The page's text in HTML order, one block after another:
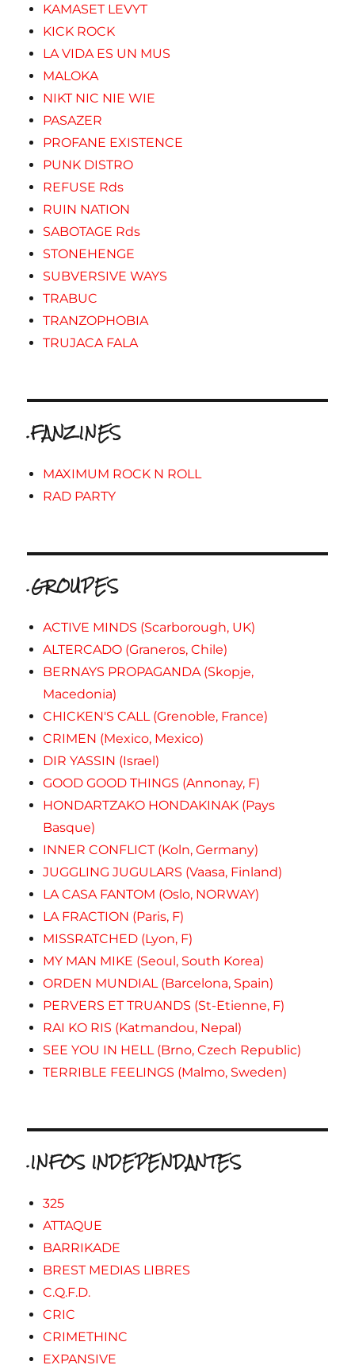
KAMASET LEVYT
KICK ROCK
LA VIDA ES UN MUS
MALOKA
NIKT NIC NIE WIE
PASAZER
PROFANE EXISTENCE
PUNK DISTRO
REFUSE Rds
RUIN NATION
SABOTAGE Rds
STONEHENGE
SUBVERSIVE WAYS
TRABUC
TRANZOPHOBIA
TRUJACA FALA
.FANZINES
MAXIMUM ROCK N ROLL
RAD PARTY
.GROUPES
ACTIVE MINDS (Scarborough, UK)
ALTERCADO (Graneros, Chile)
BERNAYS PROPAGANDA (Skopje,
Macedonia)
CHICKEN'S CALL (Grenoble, France)
CRIMEN (Mexico, Mexico)
DIR YASSIN (Israel)
GOOD GOOD THINGS (Annonay, F)
HONDARTZAKO HONDAKINAK (Pays
Basque)
INNER CONFLICT (Koln, Germany)
JUGGLING JUGULARS (Vaasa, Finland)
LA CASA FANTOM (Oslo, NORWAY)
LA FRACTION (Paris, F)
MISSRATCHED (Lyon, F)
MY MAN MIKE (Seoul, South Korea)
ORDEN MUNDIAL (Barcelona, Spain)
PERVERS ET TRUANDS (St-Etienne, F)
RAI KO RIS (Katmandou, Nepal)
SEE YOU IN HELL (Brno, Czech Republic)
TERRIBLE FEELINGS (Malmo, Sweden)
.INFOS INDEPENDANTES
325
ATTAQUE
BARRIKADE
BREST MEDIAS LIBRES
C.Q.F.D.
CRIC
CRIMETHINC
EXPANSIVE